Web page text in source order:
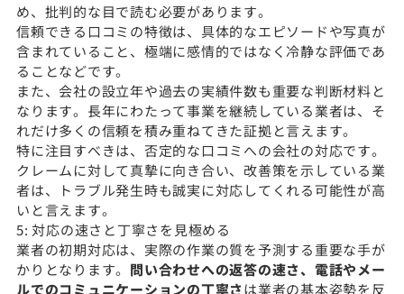
め、批判的な目で読む必要があります。
信頼できる口コミの特徴は、具体的なエピソードや写真が
含まれていること、極端に感情的ではなく冷静な評価であ
ることなどです。
また、会社の設立年や過去の実績件数も重要な判断材料と
なります。長年にわたって事業を継続している業者は、そ
れだけ多くの信頼を積み重ねてきた証拠と言えます。
特に注目すべきは、否定的な口コミへの会社の対応です。
クレームに対して真摯に向き合い、改善策を示している業
者は、トラブル発生時も誠実に対応してくれる可能性が高
いと言えます。
5: 対応の速さと丁寧さを見極める
業者の初期対応は、実際の作業の質を予測する重要な手が
かりとなります。 問い合わせへの返答の速さ、電話やメー
ルでのコミュニケーションの丁寧さは業者の基本姿勢を反